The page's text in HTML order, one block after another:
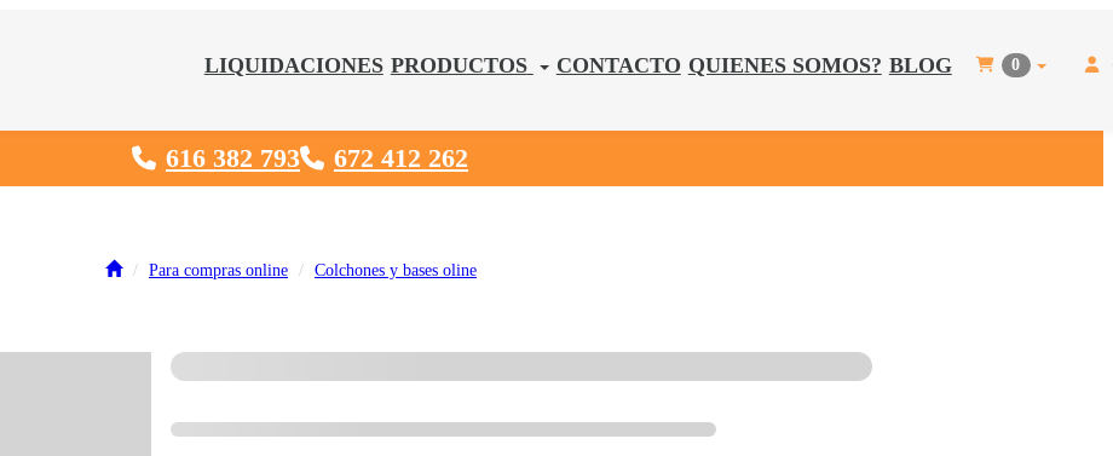
LIQUIDACIONES PRODUCTOS CONTACTO QUIENES SOMOS? BLOG 0
616 382 793 672 412 262
Para compras online Colchones y bases oline